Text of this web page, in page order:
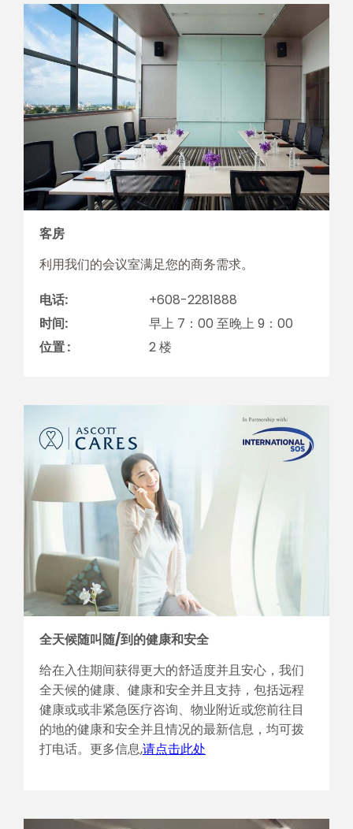
客房
利用我们的会议室满足您的商务需求。
电话:
+608-2281888
时间:
早上 7：00 至晚上 9：00
位置 :
2 楼
全天候随叫随/到的健康和安全
给在入住期间获得更大的舒适度并且安心，我们
全天候的健康、健康和安全并且支持，包括远程
健康或或非紧急医疗咨询、物业附近或您前往目
的地的健康和安全并且情况的最新信息，均可拨
打电话。更多信息,请点击此处